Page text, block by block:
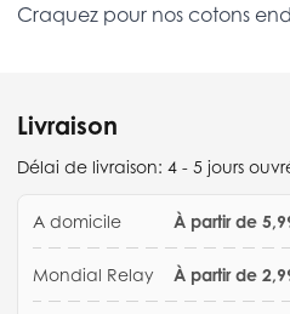
Craquez pour nos cotons
Livraison
Délai de livraison: 4 - 5 jours
A domicile À partir de
Mondial Relay À partir de